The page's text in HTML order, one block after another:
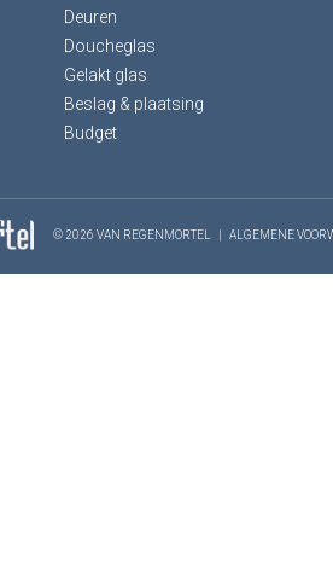
Deuren
Doucheglas
Gelakt glas
Beslag & plaatsing
Budget
© 2026 VAN REGENMORTEL ALGEMENE